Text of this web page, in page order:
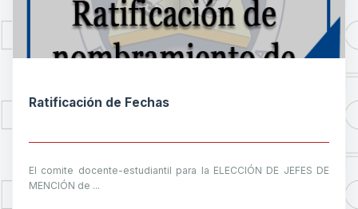
Ratificación de Fechas
El comite docente-estudiantil para la ELECCIÓN DE JEFES DE
MENCIÓN de ...